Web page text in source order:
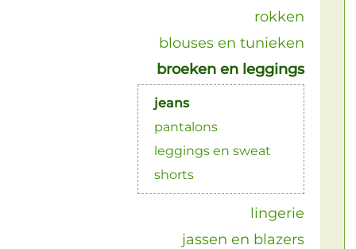
rokken
blouses en tunieken
broeken en leggings
jeans
pantalons
leggings en sweat
shorts
lingerie
jassen en blazers